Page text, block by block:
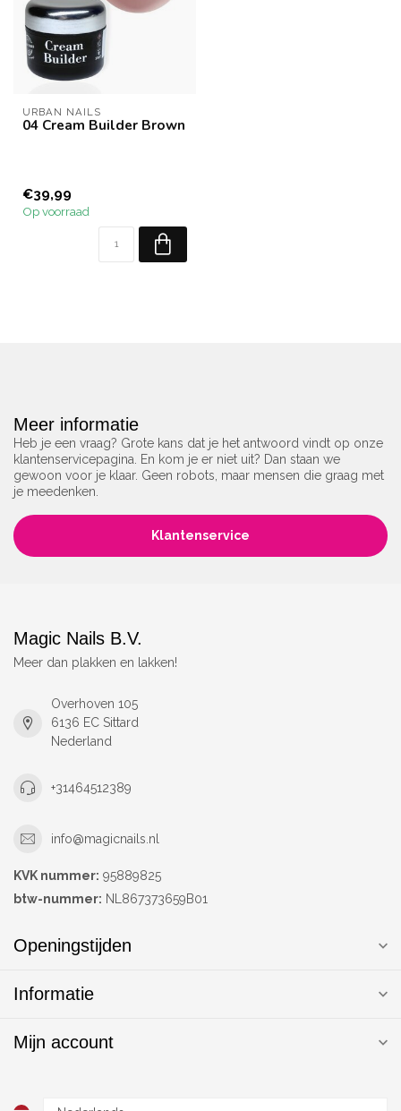
URBAN NAILS
04 Cream Builder Brown
€39,99
Op voorraad
Meer informatie
Heb je een vraag? Grote kans dat je het antwoord vindt op onze
klantenservicepagina. En kom je er niet uit? Dan staan we
gewoon voor je klaar. Geen robots, maar mensen die graag met
je meedenken.
Klantenservice
Magic Nails B.V.
Meer dan plakken en lakken!
Overhoven 105
6136 EC Sittard
Nederland
+31464512389
info@magicnails.nl
KVK nummer: 95889825
btw-nummer: NL867373659B01
Openingstijden
Informatie
Mijn account